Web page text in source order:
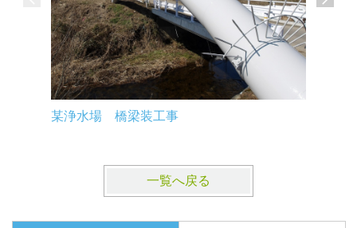
某浄水場 橋梁装工事
一覧へ戻る